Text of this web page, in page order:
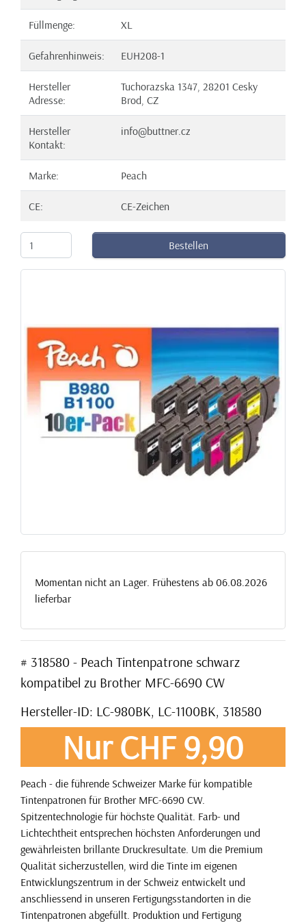
Füllmenge: XL
Gefahrenhinweis: EUH208-1
Hersteller
Adresse:
Tuchorazska 1347, 28201 Cesky
Brod, CZ
Hersteller
Kontakt:
info@buttner.cz
Marke: Peach
CE: CE-Zeichen
Bestellen
Momentan nicht an Lager. Frühestens ab 06.08.2026
lieferbar
# 318580 - Peach Tintenpatrone schwarz
kompatibel zu Brother MFC-6690 CW
Hersteller-ID: LC-980BK, LC-1100BK, 318580
Nur CHF 9,90
Peach - die führende Schweizer Marke für kompatible
Tintenpatronen für Brother MFC-6690 CW.
Spitzentechnologie für höchste Qualität. Farb- und
Lichtechtheit entsprechen höchsten Anforderungen und
gewährleisten brillante Druckresultate. Um die Premium
Qualität sicherzustellen, wird die Tinte im eigenen
Entwicklungszentrum in der Schweiz entwickelt und
anschliessend in unseren Fertigungsstandorten in die
Tintenpatronen abgefüllt. Produktion und Fertigung